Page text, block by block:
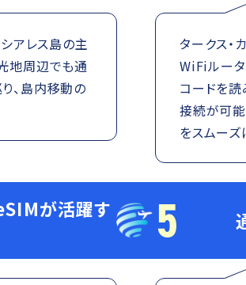
アレス島の主
地周辺でも通
、島内移動の
タークス・
WiFiルー
コードを読
接続が可
をスムーズ
が活躍す
5